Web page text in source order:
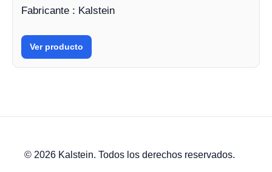
Fabricante : Kalstein
Ver producto
© 2026 Kalstein. Todos los derechos reservados.